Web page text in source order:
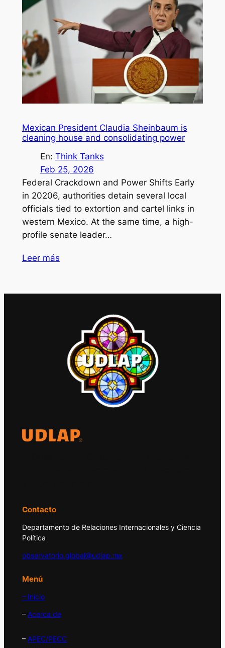
Mexican President Claudia Sheinbaum is
cleaning house and consolidating power
En: Think Tanks
Feb 25, 2026
Federal Crackdown and Power Shifts Early
in 20206, authorities detain several local
officials tied to extortion and cartel links in
western Mexico. At the same time, a high-
profile senate leader…
Leer más
Contacto
Departamento de Relaciones Internacionales y Ciencia
Política
observatorio.global@udlap.mx
Menú
– Inicio
– Acerca de
– APEC/PECC